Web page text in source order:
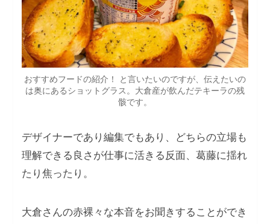
おすすめフードの紹介！ と言いたいのですが、伝えたいの
は奥にあるショットグラス。大倉産が飲んだテキーラの残
骸です。
デザイナーであり編集でもあり、どちらの立場も
理解できる良さが仕事に活きる反面、葛藤に揺れ
たり焦ったり。
大倉さんの赤裸々な本音をお聞きすることができ